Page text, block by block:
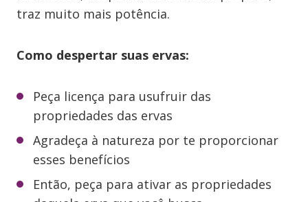
traz muito mais potência.
Como despertar suas ervas:
Peça licença para usufruir das
propriedades das ervas
Agradeça à natureza por te proporcionar
esses benefícios
Então, peça para ativar as propriedades